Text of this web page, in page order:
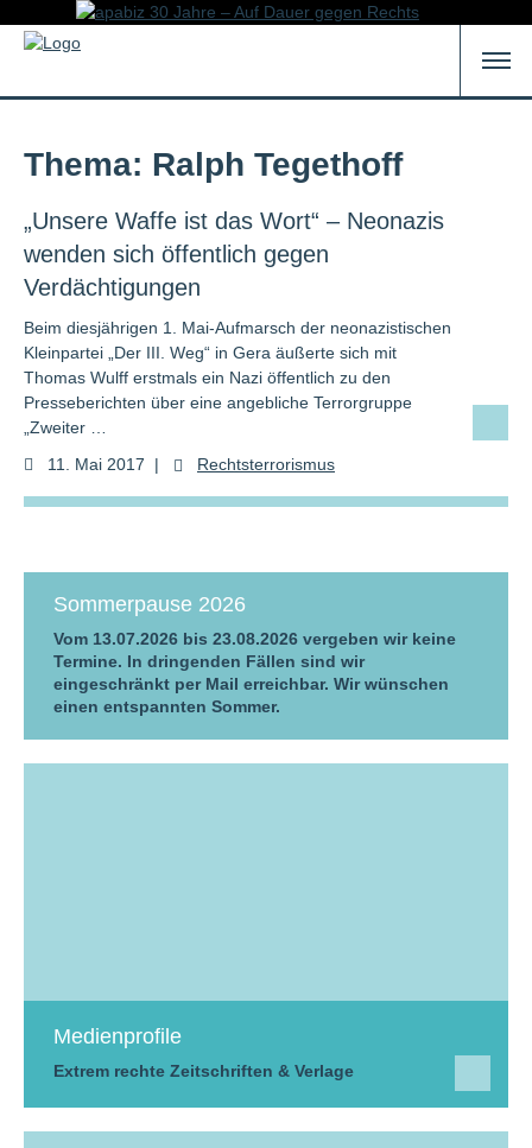
Thema: Ralph Tegethoff
„Unsere Waffe ist das Wort“ – Neonazis
wenden sich öffentlich gegen
Verdächtigungen
Beim diesjährigen 1. Mai-Aufmarsch der neonazistischen
Kleinpartei „Der III. Weg“ in Gera äußerte sich mit
Thomas Wulff erstmals ein Nazi öffentlich zu den
Presseberichten über eine angebliche Terrorgruppe
„Zweiter …
11. Mai 2017 | Rechtsterrorismus
Sommerpause 2026
Vom 13.07.2026 bis 23.08.2026 vergeben wir keine
Termine. In dringenden Fällen sind wir
eingeschränkt per Mail erreichbar. Wir wünschen
einen entspannten Sommer.
Medienprofile
Extrem rechte Zeitschriften & Verlage